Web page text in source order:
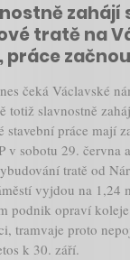
zahájí
tratě na
práce
čeká Václavské
totiž slavnostně
stavební práce mají
v sobotu 29. června
tratě od
vyjdou na 1,24
podnik opraví
tramvaje proto
k 30. září.